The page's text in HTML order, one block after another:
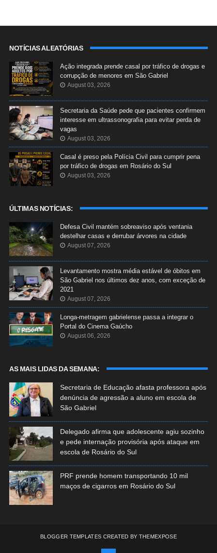
NOTÍCIAS ALEATÓRIAS
Ação integrada prende casal por tráfico de drogas e
corrupção de menores em São Gabriel
August 03, 2026
Secretaria da Saúde pede que pacientes confirmem
interesse em ultrassonografia para evitar perda de
vagas
August 03, 2026
Casal é preso pela Polícia Civil para cumprir pena
por tráfico de drogas em Rosário do Sul
August 03, 2026
ÚLTIMAS NOTÍCIAS:
Defesa Civil mantém sobreaviso após ventania
destelhar casas e derrubar árvores na cidade
August 07, 2026
Levantamento mostra média estável de óbitos em
São Gabriel nos últimos dez anos, com exceção de
2021
August 07, 2026
Longa-metragem gabrielense passa a integrar o
Portal do Cinema Gaúcho
August 06, 2026
AS MAIS LIDAS DA SEMANA:
Secretaria de Educação afasta professora após
denúncia de agressão a aluno em escola de
São Gabriel
Delegado afirma que adolescente agiu sozinho
e pede internação provisória após ataque em
escola de Rosário do Sul
PRF prende homem transportando 10 mil
maços de cigarros em Rosário do Sul
BLOGGER TEMPLATES CREATED BY THEMEXPOSE